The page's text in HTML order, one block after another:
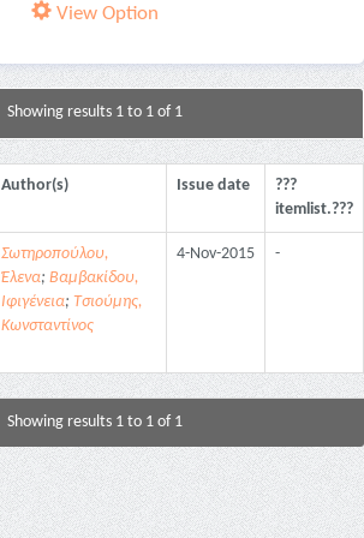
View Option
Showing results 1 to 1 of 1
Author(s) Issue date
???
itemlist.???
Σωτηροπούλου,
Έλενα; Βαμβακίδου,
Ιφιγένεια; Τσιούμης,
Κωνσταντίνος
4-Nov-2015 -
Showing results 1 to 1 of 1